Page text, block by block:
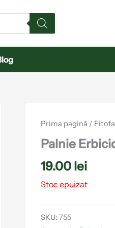
Prima pagină /
Palnie
19.00 lei
Stoc epuizat
SKU: 755